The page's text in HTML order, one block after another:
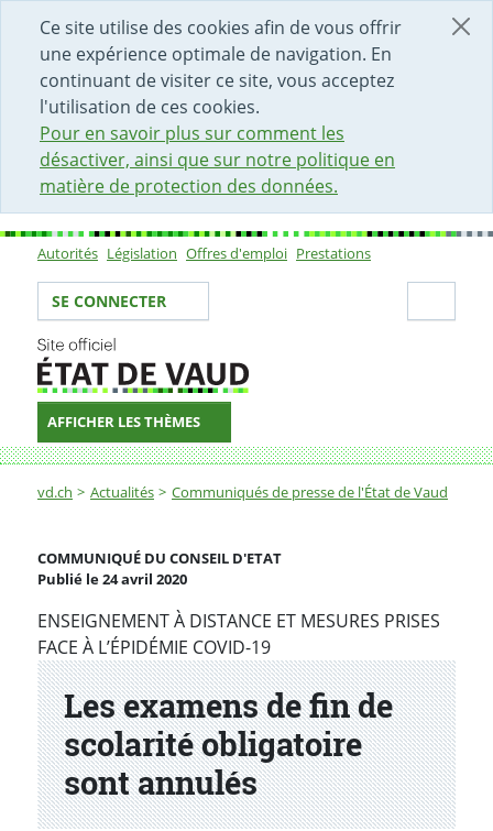
Ce site utilise des cookies afin de vous offrir
une expérience optimale de navigation. En
continuant de visiter ce site, vous acceptez
l'utilisation de ces cookies.
Pour en savoir plus sur comment les
désactiver, ainsi que sur notre politique en
matière de protection des données.
DÉBUT DU CONTENU DE LA PAGE
ACCÈS AU CHAMP DE RECHERCHE
PAGE D'ACCUEIL
FORMULAIRE DE CONTACT
Sous-navigation
Autorités Législation Offres d'emploi Prestations
Votre identité
SE CONNECTER
AFFICHER LES THÈMES
Fil d'Ariane
vd.ch Actualités Communiqués de presse de l'État de Vaud
Les examens de fin de scolarité obligatoire sont
Les examens de fin de
scolarité obligatoire
sont annulés
COMMUNIQUÉ DU CONSEIL D'ETAT
Publié le 24 avril 2020
Partenaire(s)
ENSEIGNEMENT À DISTANCE ET MESURES PRISES
FACE À L’ÉPIDÉMIE COVID-19